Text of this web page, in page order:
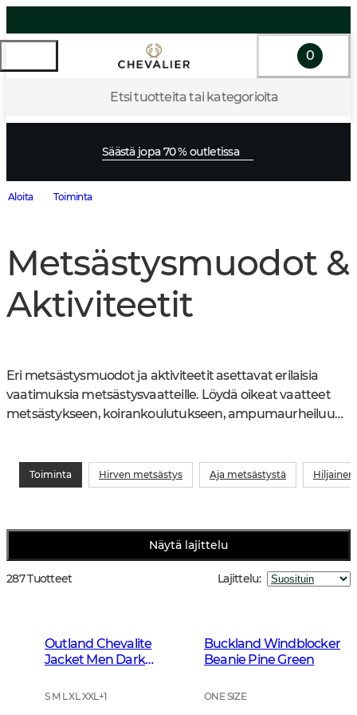
Etsi tuotteita tai kategorioita
0
Säästä jopa 70 % outletissa
Aloita Toiminta
Metsästysmuodot &
Aktiviteetit
Eri metsästysmuodot ja aktiviteetit asettavat erilaisia
vaatimuksia metsästysvaatteille. Löydä oikeat vaatteet
metsästykseen, koirankoulutukseen, ampumaurheiluun
Toiminta Hirven metsästys Aja metsästystä
Näytä lajittelu
287 Tuotteet Lajittelu:
Outland Chevalite
Jacket Men Dark
S M L XL XXL+1
Buckland Windblocker
Beanie Pine Green
ONE SIZE